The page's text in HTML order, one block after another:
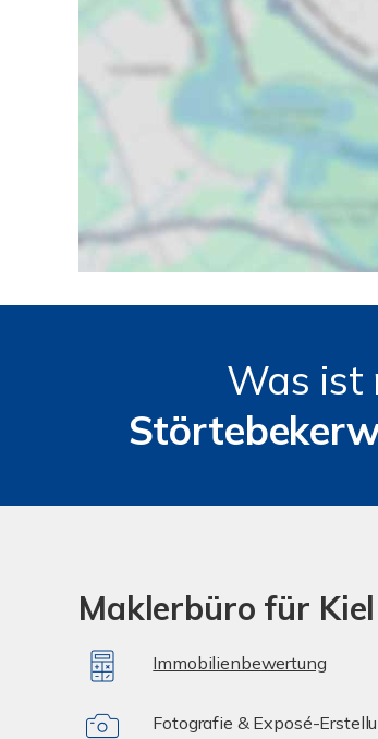
Was ist
Maklerbüro für
Immobilienbewertung
Fotografie & Exposé-